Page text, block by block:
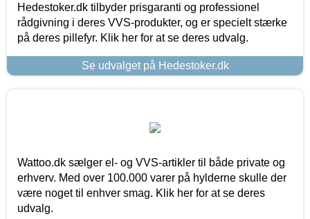
Hedestoker.dk tilbyder prisgaranti og professionel
rådgivning i deres VVS-produkter, og er specielt stærke
på deres pillefyr. Klik her for at se deres udvalg.
Se udvalget på Hedestoker.dk
Wattoo.dk sælger el- og VVS-artikler til både private og
erhverv. Med over 100.000 varer på hylderne skulle der
være noget til enhver smag. Klik her for at se deres
udvalg.